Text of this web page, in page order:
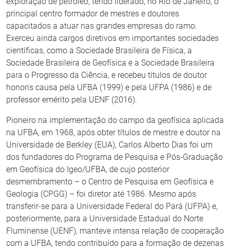
principal centro formador de mestres e doutores
capacitados a atuar nas grandes empresas do ramo.
Exerceu ainda cargos diretivos em importantes sociedades
científicas, como a Sociedade Brasileira de Física, a
Sociedade Brasileira de Geofísica e a Sociedade Brasileira
para o Progresso da Ciência, e recebeu títulos de doutor
honoris causa pela UFBA (1999) e pela UFPA (1986) e de
professor emérito pela UENF (2016).
Pioneiro na implementação do campo da geofísica aplicada
na UFBA, em 1968, após obter títulos de mestre e doutor na
Universidade de Berkley (EUA), Carlos Alberto Dias foi um
dos fundadores do Programa de Pesquisa e Pós-Graduação
em Geofísica do Igeo/UFBA, de cujo posterior
desmembramento – o Centro de Pesquisa em Geofísica e
Geologia (CPGG) – foi diretor até 1986. Mesmo após
transferir-se para a Universidade Federal do Pará (UFPA) e,
posteriormente, para a Universidade Estadual do Norte
Fluminense (UENF), manteve intensa relação de cooperação
com a UFBA, tendo contribuído para a formação de dezenas